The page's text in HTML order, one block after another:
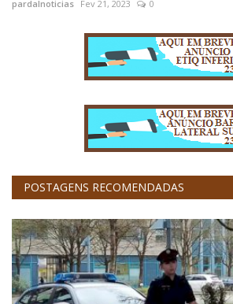
pardalnoticias Fev 21, 2023 0
POSTAGENS RECOMENDADAS